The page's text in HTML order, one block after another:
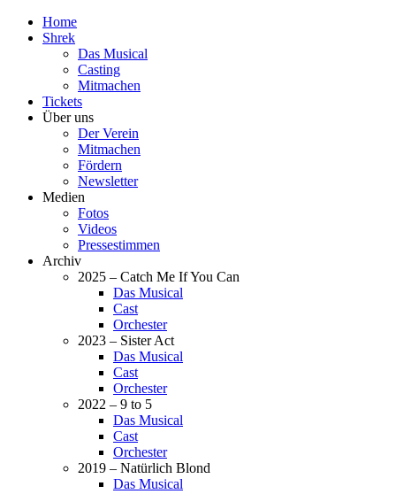
Home
Shrek
Das Musical
Casting
Mitmachen
Tickets
Über uns
Der Verein
Mitmachen
Fördern
Newsletter
Medien
Fotos
Videos
Pressestimmen
Archiv
2025 – Catch Me If You Can
Das Musical
Cast
Orchester
2023 – Sister Act
Das Musical
Cast
Orchester
2022 – 9 to 5
Das Musical
Cast
Orchester
2019 – Natürlich Blond
Das Musical